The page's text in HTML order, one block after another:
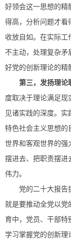
好领会这一思想的精
得高，分析问题才看
收放自如。在实际工
不主动，处理复杂矛
好党的创新理论的精
第三，发扬理论
度取决于理论满足现
见诸实践的深度。实
特色社会主义思想的
世界和客观世界的强
摆进去、把职责摆进
伟力。
党的二十大报告
就是要推动全党以党
育中，党员、干部特
学习掌握党的创新理